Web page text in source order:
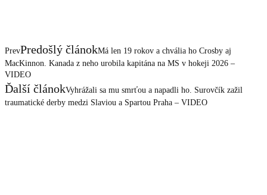
PrevPredošlý článokMá len 19 rokov a chvália ho Crosby aj
MacKinnon. Kanada z neho urobila kapitána na MS v hokeji 2026 –
VIDEO
Ďalší článokVyhrážali sa mu smrťou a napadli ho. Surovčík zažil
traumatické derby medzi Slaviou a Spartou Praha – VIDEO